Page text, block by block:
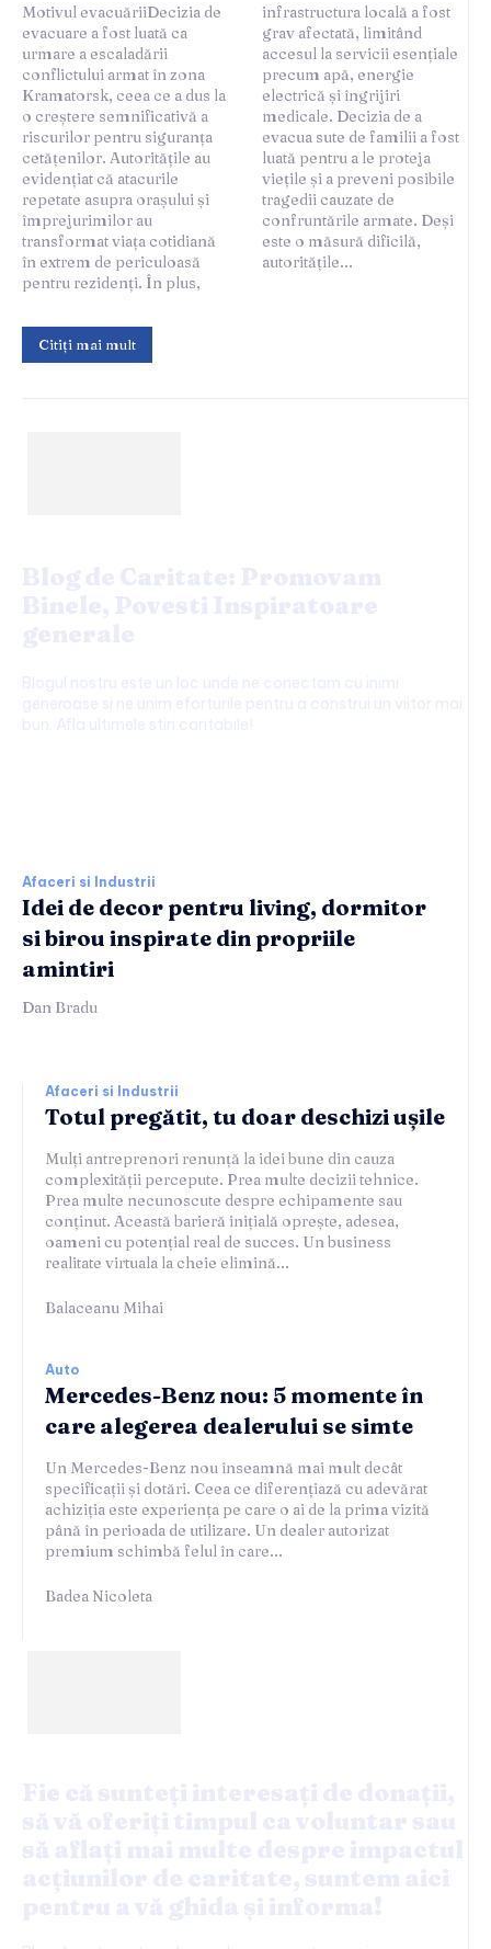
Motivul evacuăriiDecizia de
evacuare a fost luată ca
urmare a escaladării
conflictului armat în zona
Kramatorsk, ceea ce a dus la
o creștere semnificativă a
riscurilor pentru siguranța
cetățenilor. Autoritățile au
evidențiat că atacurile
repetate asupra orașului și
împrejurimilor au
transformat viața cotidiană
în extrem de periculoasă
pentru rezidenți. În plus,
infrastructura locală a fost
grav afectată, limitând
accesul la servicii esențiale
precum apă, energie
electrică și îngrijiri
medicale. Decizia de a
evacua sute de familii a fost
luată pentru a le proteja
viețile și a preveni posibile
tragedii cauzate de
confruntările armate. Deși
este o măsură dificilă,
autoritățile...
Citiți mai mult
Afaceri si Industrii
Idei de decor pentru living, dormitor
si birou inspirate din propriile
amintiri
Dan Bradu
Afaceri si Industrii
Totul pregătit, tu doar deschizi ușile
Mulți antreprenori renunță la idei bune din cauza
complexității percepute. Prea multe decizii tehnice.
Prea multe necunoscute despre echipamente sau
conținut. Această barieră inițială oprește, adesea,
oameni cu potențial real de succes. Un business
realitate virtuala la cheie elimină...
Balaceanu Mihai
Auto
Mercedes-Benz nou: 5 momente în
care alegerea dealerului se simte
Un Mercedes-Benz nou înseamnă mai mult decât
specificații și dotări. Ceea ce diferențiază cu adevărat
achiziția este experiența pe care o ai de la prima vizită
până în perioada de utilizare. Un dealer autorizat
premium schimbă felul în care...
Badea Nicoleta